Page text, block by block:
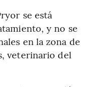
se está
y no se
en la zona de
veterinario del